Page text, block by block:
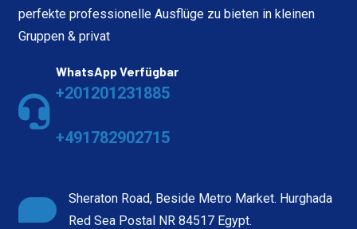
perfekte professionelle Ausflüge zu bieten in kleinen
Gruppen & privat
WhatsApp Verfügbar
+201201231885
+491782902715
Sheraton Road, Beside Metro Market. Hurghada
Red Sea Postal NR 84517 Egypt.